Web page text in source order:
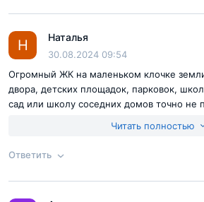
Согласен справилами публикациина
Отправить комментарий
Ответ на отзыв
Согласен справилами публикациина
Н Наталья
30.08.2024 09:54
Огромный ЖК на маленьком клочке
двора, детских площадок, парковок,
сад или школу соседних домов точно не
смена, в садах еще больше детей в
Читать полностью
Ответить